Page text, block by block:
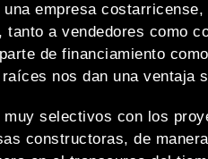
una empresa
tanto a vendedores como
de financiamiento
nos dan una ventaja
muy selectivos con los
constructoras, de